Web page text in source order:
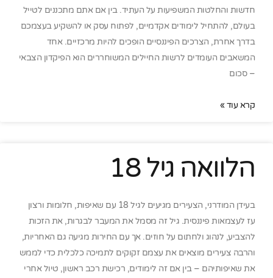
חדשות והחלטות המשפיעות על העתיד. בין אם אתם מתכננים לטייל
בעולם, להתחיל לימודים אקדמיים, לפתוח עסק או להשקיע בעצמכם
בדרך אחרת, הצרכים הפיננסיים הופכים להיות מרכזיים. אחד
המשאבים העומדים לרשות החיילים המשוחררים הוא הפיקדון הצבאי
– סכום
קרא עוד »
הלוואה גיל 18
בעידן המודרני, הצעירים מגיעים לגיל 18 עם שאיפות, חלומות ורצון
עז לעצמאות פיננסית. גיל זה מסמל את המעבר לבגרות, את הזכות
להצביע, לנהוג ולחתום על חוזים. אך עם החירות מגיעה גם האחריות,
והרבה צעירים מוצאים את עצמם זקוקים לתמיכה כלכלית כדי לממש
את שאיפותיהם – בין אם זה לימודים, רכישת רכב ראשון, טיול אחרי